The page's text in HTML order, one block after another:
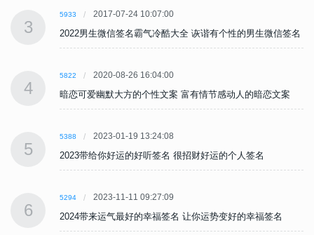
3
5933 2017-07-24 10:07:00
2022男生微信签名霸气冷酷大全 诙谐有个性的男生微信签名
4
5822 2020-08-26 16:04:00
暗恋可爱幽默大方的个性文案 富有情节感动人的暗恋文案
5
5388 2023-01-19 13:24:08
2023带给你好运的好听签名 很招财好运的个人签名
6
5294 2023-11-11 09:27:09
2024带来运气最好的幸福签名 让你运势变好的幸福签名